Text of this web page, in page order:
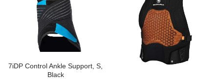
7iDP Control Ankle Support, S,
Black